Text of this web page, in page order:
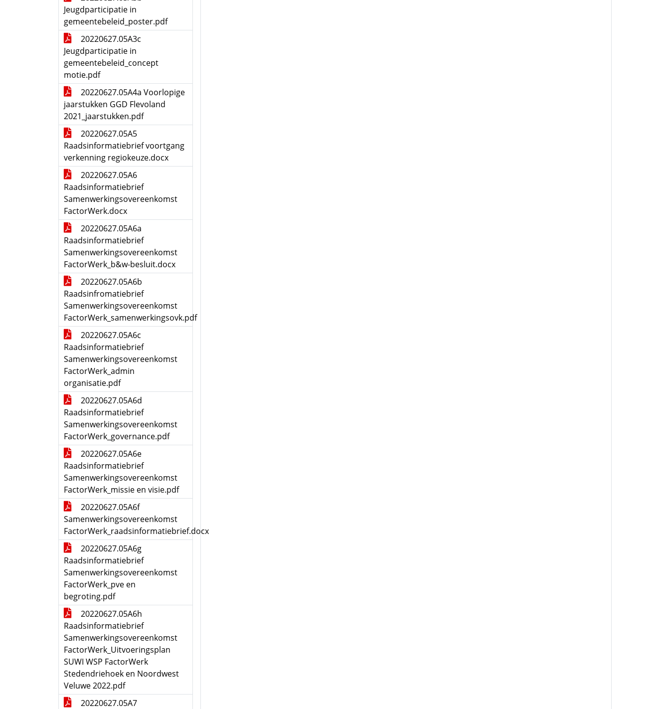
Jeugdparticipatie in
gemeentebeleid_poster.pdf
20220627.05A3c
Jeugdparticipatie in
gemeentebeleid_concept
motie.pdf
20220627.05A4a Voorlopige
jaarstukken GGD Flevoland
2021_jaarstukken.pdf
20220627.05A5
Raadsinformatiebrief voortgang
verkenning regiokeuze.docx
20220627.05A6
Raadsinformatiebrief
Samenwerkingsovereenkomst
FactorWerk.docx
20220627.05A6a
Raadsinformatiebrief
Samenwerkingsovereenkomst
FactorWerk_b&w-besluit.docx
20220627.05A6b
Raadsinfromatiebrief
Samenwerkingsovereenkomst
FactorWerk_samenwerkingsovk.pdf
20220627.05A6c
Raadsinformatiebrief
Samenwerkingsovereenkomst
FactorWerk_admin
organisatie.pdf
20220627.05A6d
Raadsinformatiebrief
Samenwerkingsovereenkomst
FactorWerk_governance.pdf
20220627.05A6e
Raadsinformatiebrief
Samenwerkingsovereenkomst
FactorWerk_missie en visie.pdf
20220627.05A6f
Samenwerkingsovereenkomst
FactorWerk_raadsinformatiebrief.docx
20220627.05A6g
Raadsinformatiebrief
Samenwerkingsovereenkomst
FactorWerk_pve en
begroting.pdf
20220627.05A6h
Raadsinformatiebrief
Samenwerkingsovereenkomst
FactorWerk_Uitvoeringsplan
SUWI WSP FactorWerk
Stedendriehoek en Noordwest
Veluwe 2022.pdf
20220627.05A7